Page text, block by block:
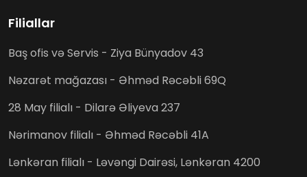
Filiallar
Baş ofis və Servis - Ziya Bünyadov 43
Nəzarət mağazası - Əhməd Rəcəbli 69Q
28 May filialı - Dilarə Əliyeva 237
Nərimanov filialı - Əhməd Rəcəbli 41A
Lənkəran filialı - Ləvəngi Dairəsi, Lənkəran 4200